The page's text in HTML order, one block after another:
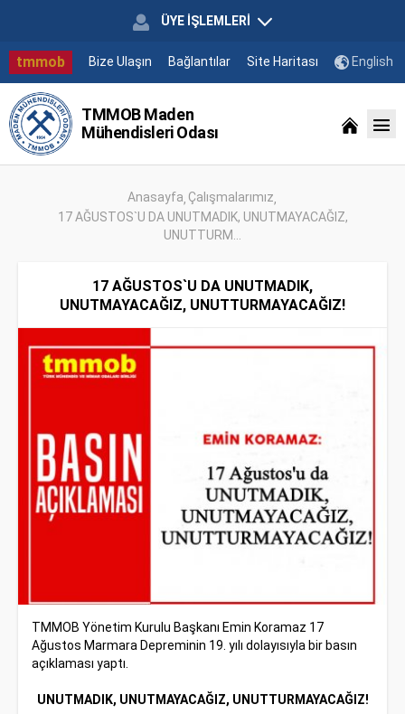
ÜYE İŞLEMLERİ
tmmob Bize Ulaşın Bağlantılar Site Haritası English
TMMOB Maden
Mühendisleri Odası
Anasayfa Çalışmalarımız
17 AĞUSTOS`U DA UNUTMADIK, UNUTMAYACAĞIZ,
UNUTTURM...
17 AĞUSTOS`U DA UNUTMADIK,
UNUTMAYACAĞIZ, UNUTTURMAYACAĞIZ!
TMMOB Yönetim Kurulu Başkanı Emin Koramaz 17
Ağustos Marmara Depreminin 19. yılı dolayısıyla bir basın
açıklaması yaptı.
UNUTMADIK, UNUTMAYACAĞIZ, UNUTTURMAYACAĞIZ!